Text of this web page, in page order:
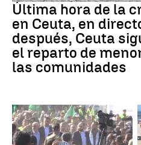
Última hora de la
en Ceuta, en
después, Ceuta
el reparto de
las comunidades